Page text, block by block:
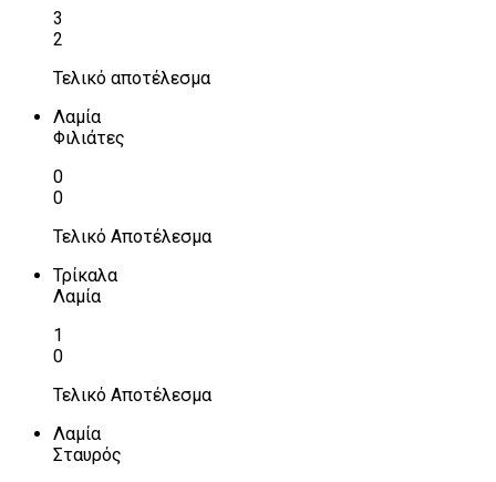
3
2
Τελικό αποτέλεσμα
Λαμία
Φιλιάτες
0
0
Τελικό Αποτέλεσμα
Τρίκαλα
Λαμία
1
0
Τελικό Αποτέλεσμα
Λαμία
Σταυρός